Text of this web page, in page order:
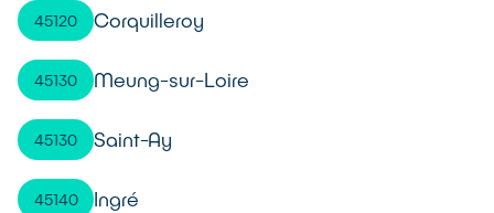
45120 Corquilleroy
45130 Meung-sur-Loire
45130 Saint-Ay
45140 Ingré